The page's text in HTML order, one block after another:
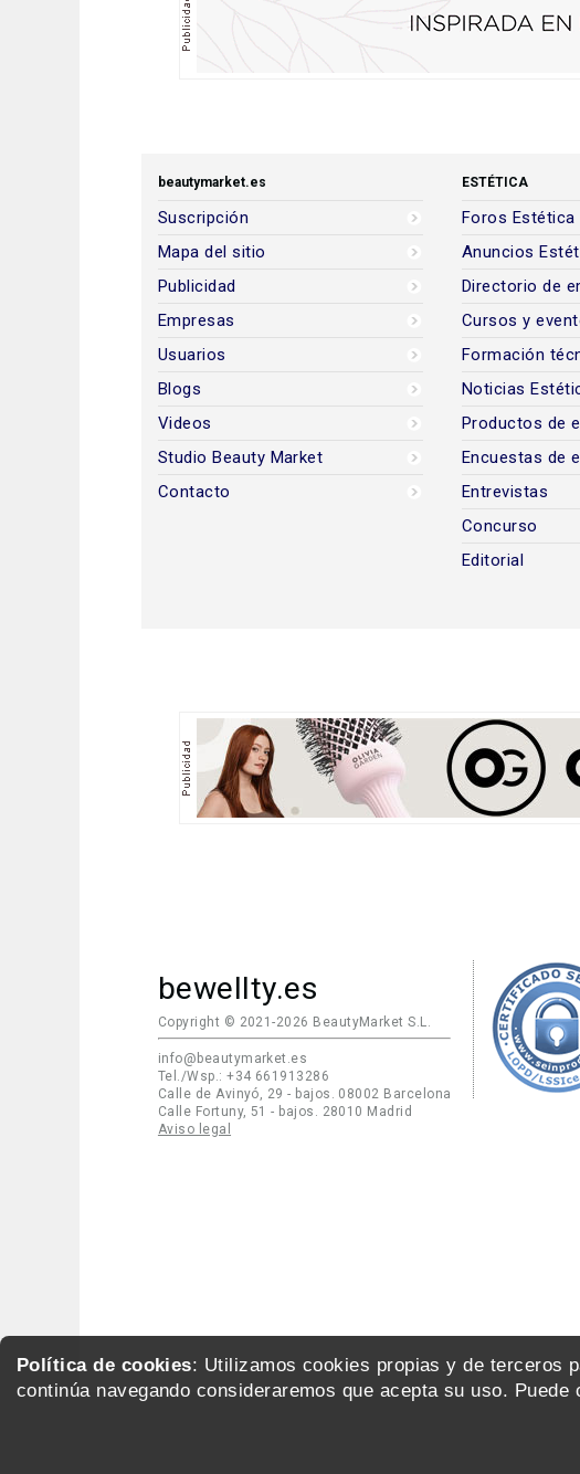
Política de cookies: Utilizamos cookies propias y de terceros
continúa navegando consideraremos que acepta su uso.
beautymarket.es
Suscripción
Mapa del sitio
Publicidad
Empresas
Usuarios
Blogs
Videos
Studio Beauty Market
Contacto
ESTÉTICA
Foros Estética
Anuncios
Directorio de
Cursos y
Formación
Noticias
Productos de
Encuestas de
Entrevistas
Concurso
Editorial
bewellty.es
Copyright © 2021-2026 BeautyMarket S.L.
info@beautymarket.es
Tel./Wsp.: +34 661913286
Calle de Avinyó, 29 - bajos. 08002 Barcelona
Calle Fortuny, 51 - bajos. 28010 Madrid
Aviso legal